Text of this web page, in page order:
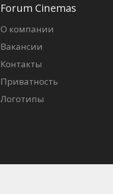
Forum Cinemas
О компании
Вакансии
Контакты
Приватность
Логотипы